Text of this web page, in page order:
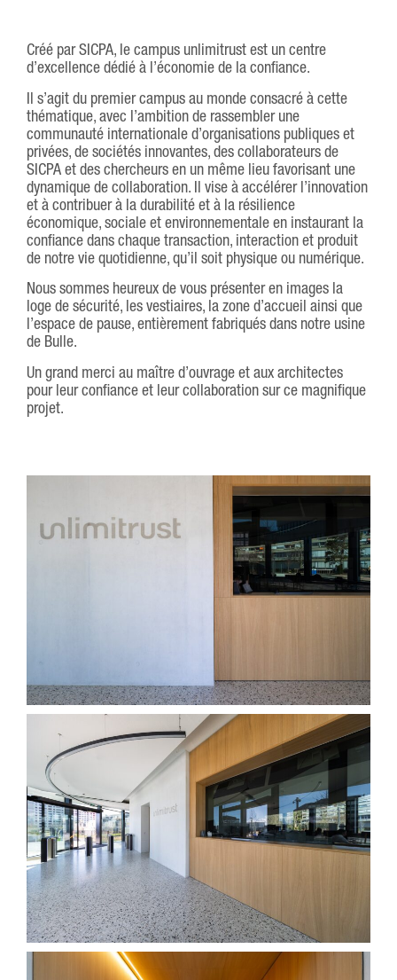
Créé par SICPA, le campus unlimitrust est un centre
d’excellence dédié à l’économie de la confiance.
Il s’agit du premier campus au monde consacré à cette
thématique, avec l’ambition de rassembler une
communauté internationale d’organisations publiques et
privées, de sociétés innovantes, des collaborateurs de
SICPA et des chercheurs en un même lieu favorisant une
dynamique de collaboration. Il vise à accélérer l’innovation
et à contribuer à la durabilité et à la résilience
économique, sociale et environnementale en instaurant la
confiance dans chaque transaction, interaction et produit
de notre vie quotidienne, qu’il soit physique ou numérique.
Nous sommes heureux de vous présenter en images la
loge de sécurité, les vestiaires, la zone d’accueil ainsi que
l’espace de pause, entièrement fabriqués dans notre usine
de Bulle.
Un grand merci au maître d’ouvrage et aux architectes
pour leur confiance et leur collaboration sur ce magnifique
projet.